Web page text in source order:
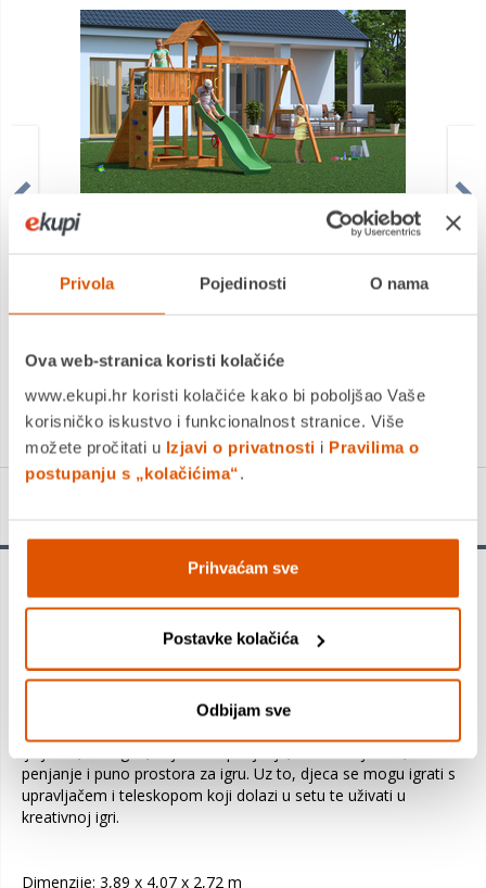
Privola Pojedinosti O nama
Ova web-stranica koristi kolačiće
www.ekupi.hr koristi kolačiće kako bi poboljšao Vaše
korisničko iskustvo i funkcionalnost stranice. Više
možete pročitati u Izjavi o privatnosti i Pravilima o
postupanju s „kolačićima“.
Prihvaćam sve
Postavke kolačića
Odbijam sve
Fungoo dječje igralište set FLOOPI
1.199,00 €
+
Fungoo dječja igrališta nije moguće platiti
gotovinom pri preuzimanju.
penjanje i puno prostora za igru. Uz to, djeca se mogu igrati s
upravljačem i teleskopom koji dolazi u setu te uživati u
kreativnoj igri.
Dimenzije: 3,89 x 4,07 x 2,72 m